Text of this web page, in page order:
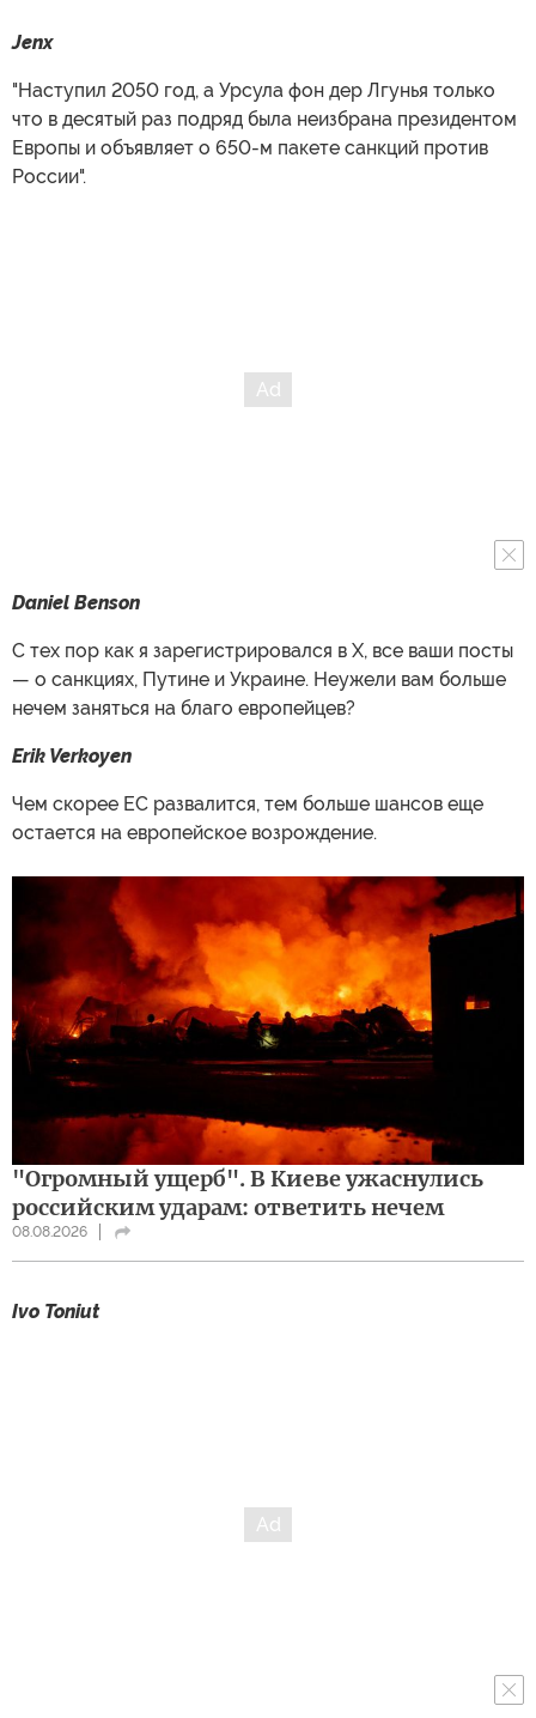
Jenx
"Наступил 2050 год, а Урсула фон дер Лгунья только
что в десятый раз подряд была неизбрана президентом
Европы и объявляет о 650-м пакете санкций против
России".
Daniel Benson
С тех пор как я зарегистрировался в X, все ваши посты
— о санкциях, Путине и Украине. Неужели вам больше
нечем заняться на благо европейцев?
Erik Verkoyen
Чем скорее ЕС развалится, тем больше шансов еще
остается на европейское возрождение.
"Огромный ущерб". В Киеве ужаснулись
российским ударам: ответить нечем
08.08.2026
Ivo Toniut